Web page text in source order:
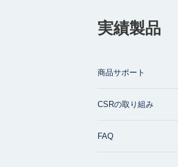
実績製品
商品サポート
CSRの取り組み
FAQ